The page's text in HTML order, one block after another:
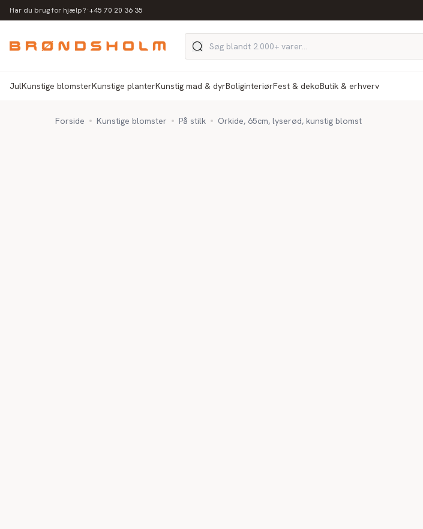
Har du brug for hjælp?·+45 70 20 36 35
JulKunstige blomsterKunstige planterKunstig mad & dyrBoliginteriørFest & dekoButik & erhverv
Forside Kunstige blomster På stilk Orkide, 65cm, lyserød, kunstig blomst